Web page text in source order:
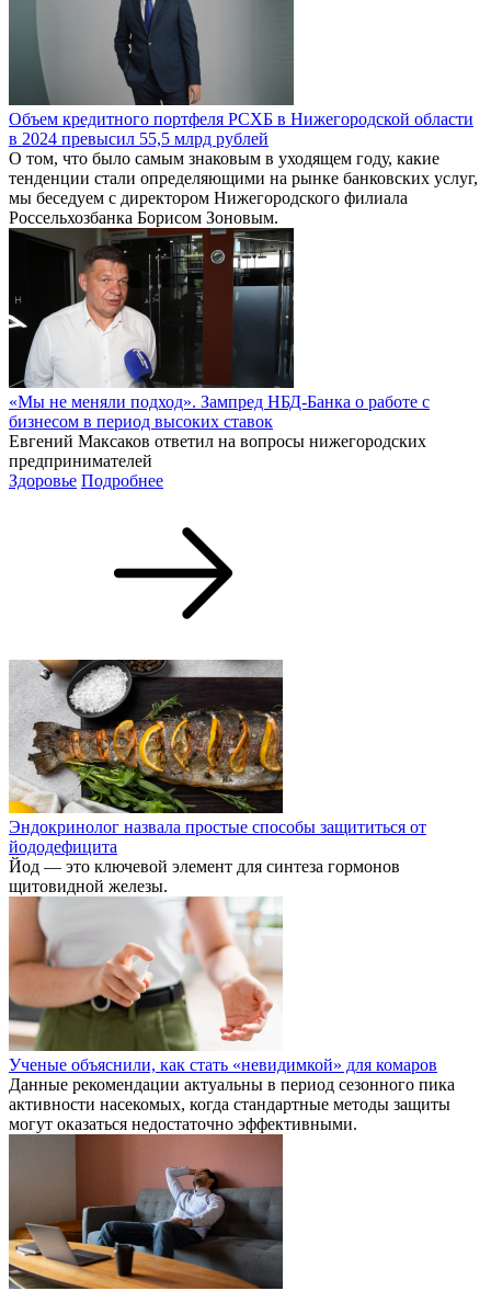
Объем кредитного портфеля РСХБ в Нижегородской области
в 2024 превысил 55,5 млрд рублей
О том, что было самым знаковым в уходящем году, какие
тенденции стали определяющими на рынке банковских услуг,
мы беседуем с директором Нижегородского филиала
Россельхозбанка Борисом Зоновым.
«Мы не меняли подход». Зампред НБД-Банка о работе с
бизнесом в период высоких ставок
Евгений Максаков ответил на вопросы нижегородских
предпринимателей
Здоровье Подробнее
Эндокринолог назвала простые способы защититься от
йододефицита
Йод — это ключевой элемент для синтеза гормонов
щитовидной железы.
Ученые объяснили, как стать «невидимкой» для комаров
Данные рекомендации актуальны в период сезонного пика
активности насекомых, когда стандартные методы защиты
могут оказаться недостаточно эффективными.